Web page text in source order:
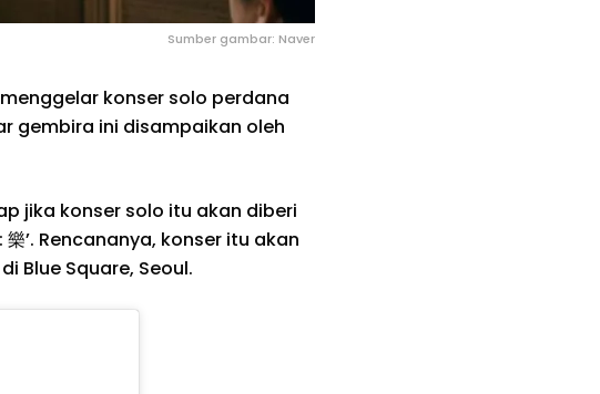
Sumber gambar: Naver
konser solo perdana
gembira ini disampaikan oleh
jika konser solo itu akan diberi
’. Rencananya, konser itu akan
Blue Square, Seoul.